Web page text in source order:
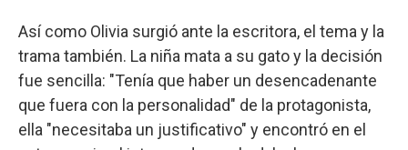
Así como Olivia surgió ante la escritora, el tema y la
trama también. La niña mata a su gato y la decisión
fue sencilla: "Tenía que haber un desencadenante
que fuera con la personalidad" de la protagonista,
ella "necesitaba un justificativo" y encontró en el